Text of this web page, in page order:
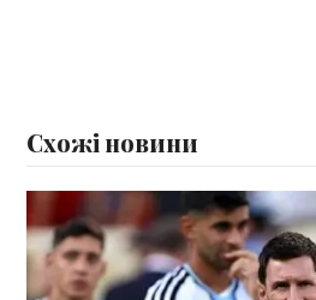
Схожі новини